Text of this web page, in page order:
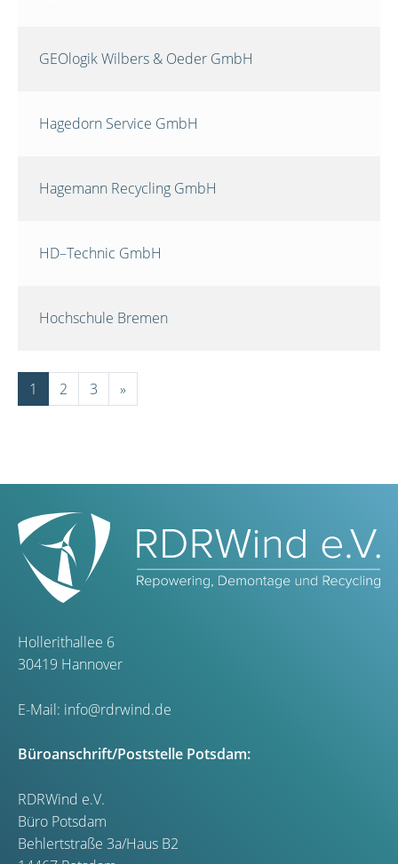
GEOlogik Wilbers & Oeder GmbH
Hagedorn Service GmbH
Hagemann Recycling GmbH
HD–Technic GmbH
Hochschule Bremen
1 2 3 »
Hollerithallee 6
30419 Hannover
E-Mail: info@rdrwind.de
Büroanschrift/Poststelle Potsdam:
RDRWind e.V.
Büro Potsdam
Behlertstraße 3a/Haus B2